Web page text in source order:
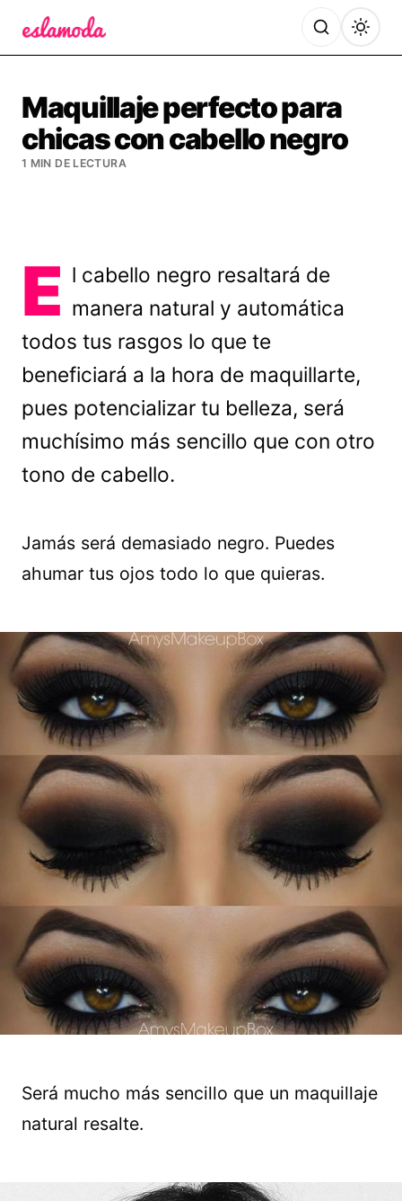
Maquillaje perfecto para
chicas con cabello negro
1 MIN DE LECTURA
E l cabello negro resaltará de
manera natural y automática
todos tus rasgos lo que te
beneficiará a la hora de maquillarte,
pues potencializar tu belleza, será
muchísimo más sencillo que con otro
tono de cabello.
Jamás será demasiado negro. Puedes
ahumar tus ojos todo lo que quieras.
Será mucho más sencillo que un maquillaje
natural resalte.